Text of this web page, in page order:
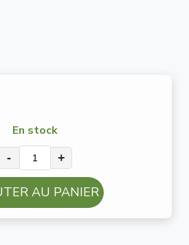
En stock
- +
AU PANIER